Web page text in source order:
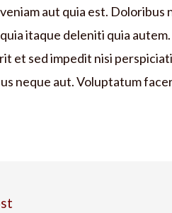
aut quia est.
itaque deleniti quia
et sed impedit nisi
neque aut. Voluptatum